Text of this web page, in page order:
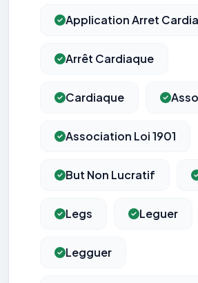
Application Arret
Arrêt Cardiaque
Cardiaque
Association Loi 1901
But Non Lucratif
Legs Leguer
Legguer